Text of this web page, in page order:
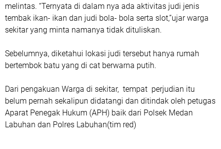
melintas. “Ternyata di dalam nya ada aktivitas judi jenis
tembak ikan- ikan dan judi bola- bola serta slot,”ujar warga
sekitar yang minta namanya tidak dituliskan.
Sebelumnya, diketahui lokasi judi tersebut hanya rumah
bertembok batu yang di cat berwarna putih.
Dari pengakuan Warga di sekitar, tempat perjudian itu
belum pernah sekalipun didatangi dan ditindak oleh petugas
Aparat Penegak Hukum (APH) baik dari Polsek Medan
Labuhan dan Polres Labuhan(tim red)